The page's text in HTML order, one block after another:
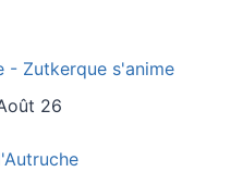
- Zutkerque s'anime
26